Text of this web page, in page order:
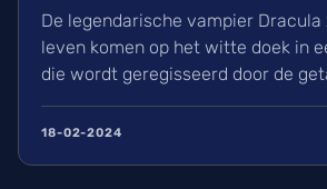
De legendarische vampier
leven komen op het witte doek in
die wordt geregisseerd door de
filmmaker Luc Besson. Volgens
Deadline zijn de t...
18-02-2024